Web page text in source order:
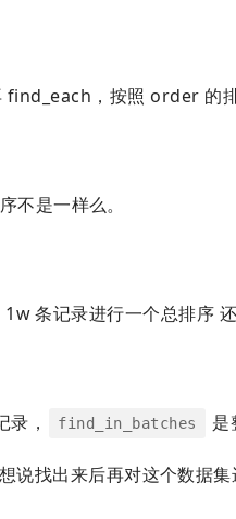
，按照 order 的
不是一样么。
条记录进行一个总排序
， find_in_batches 是
找出来后再对这个数据集